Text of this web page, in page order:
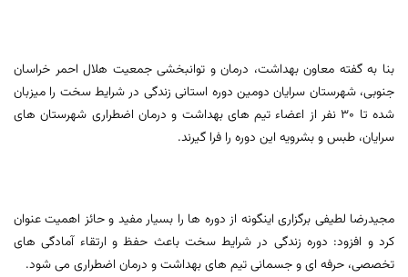
بنا به گفته معاون بهداشت، درمان و توانبخشی جمعیت هلال احمر خراسان
جنوبی، شهرستان سرایان دومین دوره استانی زندگی در شرایط سخت را میزبان
شده تا ۳۰ نفر از اعضاء تیم های بهداشت و درمان اضطراری شهرستان های
سرایان، طبس و بشرویه این دوره را فرا گیرند.
مجیدرضا لطیفی برگزاری اینگونه از دوره ها را بسیار مفید و حائز اهمیت عنوان
کرد و افزود: دوره زندگی در شرایط سخت باعث حفظ و ارتقاء آمادگی های
تخصصی، حرفه ای و جسمانی تیم های بهداشت و درمان اضطراری می شود.